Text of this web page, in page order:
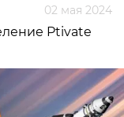
02 мая 2024
Ptivate